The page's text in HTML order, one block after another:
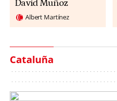
David Muñoz
Albert Martínez
Cataluña